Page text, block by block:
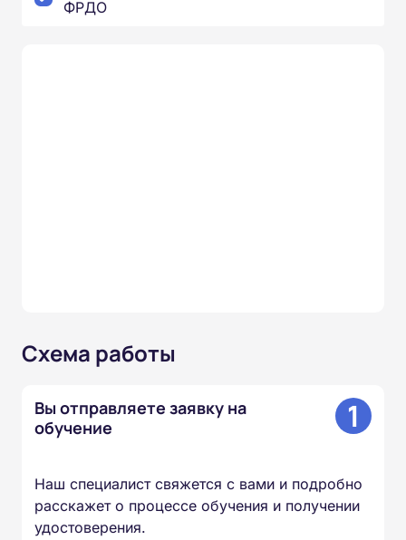
ФРДО
Схема работы
Вы отправляете заявку на
обучение
1
Наш специалист свяжется с вами и подробно
расскажет о процессе обучения и получении
удостоверения.